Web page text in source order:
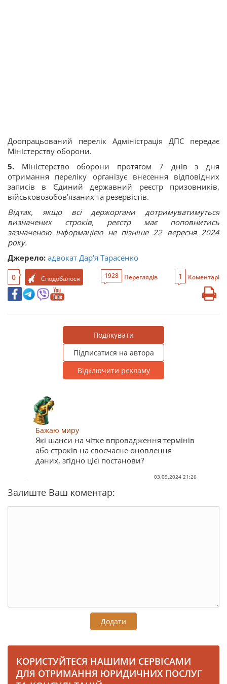
Доопрацьований перелік Адміністрація ДПС передає
Міністерству оборони.
5️. Міністерство оборони протягом 7 днів з дня
отримання переліку організує внесення відповідних
записів в Єдиний державний реєстр призовників,
військовозобов'язаних та резервістів.
Відтак, якщо всі держоргани дотримуватимуться
визначених строків, реєстр має поповнитись
зазначеною інформацією не пізніше 22 вересня 2024
року.
Джерело: адвокат Дар'я Тарасенко
0 Сподобалося 1928 Переглядів 1 Коментарі
Подякувати
Підписатися на автора
Відключити рекламу
Бажаю миру
Які шанси на чітке впровадження термінів
або строків на своєчасне оновлення
даних, згідно цієї постанови?
03.09.2024 21:26
Залиште Ваш коментар:
Додати
КОРИСТУЙТЕСЯ НАШИМИ СЕРВІСАМИ
ДЛЯ ОТРИМАННЯ ЮРИДИЧНИХ ПОСЛУГ